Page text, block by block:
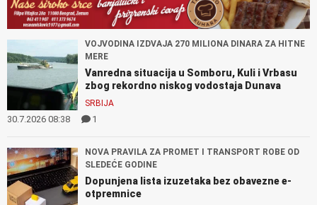
VOJVODINA IZDVAJA 270 MILIONA DINARA ZA HITNE
MERE
Vanredna situacija u Somboru, Kuli i Vrbasu
zbog rekordno niskog vodostaja Dunava
SRBIJA
30.7.2026 08:38 1
NOVA PRAVILA ZA PROMET I TRANSPORT ROBE OD
SLEDEĆE GODINE
Dopunjena lista izuzetaka bez obavezne e-
otpremnice